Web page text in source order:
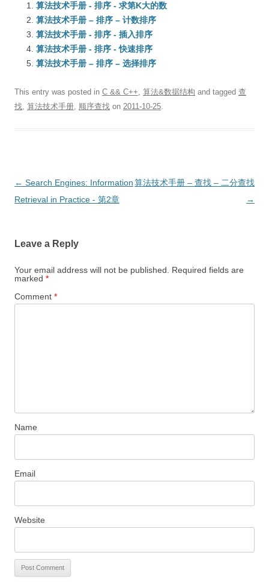
算法技术手册 - 排序 - 求第K大的数
算法技术手册 – 排序 – 计数排序
算法技术手册 - 排序 - 插入排序
算法技术手册 - 排序 - 快速排序
算法技术手册 – 排序 – 选择排序
This entry was posted in C && C++, 算法&数据结构 and tagged 查
找, 算法技术手册, 顺序查找 on 2011-10-25.
Post
navigation
← Search Engines: Information
Retrieval in Practice - 第2章
算法技术手册 – 查找 – 二分查找
→
Leave a Reply
Your email address will not be published.
Required fields are
marked *
Comment *
Name
Email
Website